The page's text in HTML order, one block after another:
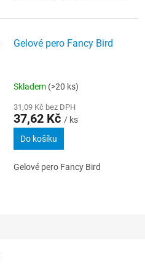
Gelové pero Fancy Bird
Skladem (>20 ks)
31,09 Kč bez DPH
37,62 Kč / ks
Do košíku
Gelové pero Fancy Bird